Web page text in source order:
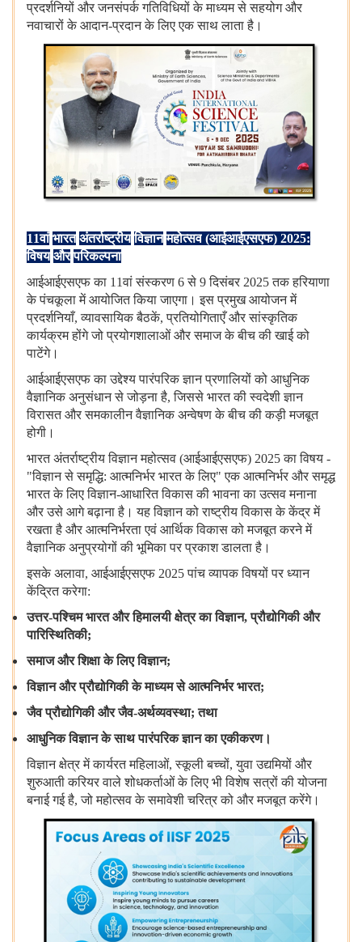
प्रदर्शनियों और जनसंपर्क गतिविधियों के माध्यम से सहयोग और
नवाचारों के आदान-प्रदान के लिए एक साथ लाता है।
11वां भारत अंतर्राष्ट्रीय विज्ञान महोत्सव (आईआईएसएफ) 2025:
विषय और परिकल्पना
आईआईएसएफ का 11वां संस्करण 6 से 9 दिसंबर 2025 तक हरियाणा
के पंचकूला में आयोजित किया जाएगा। इस प्रमुख आयोजन में
प्रदर्शनियाँ, व्यावसायिक बैठकें, प्रतियोगिताएँ और सांस्कृतिक
कार्यक्रम होंगे जो प्रयोगशालाओं और समाज के बीच की खाई को
पाटेंगे।
आईआईएसएफ का उद्देश्य पारंपरिक ज्ञान प्रणालियों को आधुनिक
वैज्ञानिक अनुसंधान से जोड़ना है, जिससे भारत की स्वदेशी ज्ञान
विरासत और समकालीन वैज्ञानिक अन्वेषण के बीच की कड़ी मजबूत
होगी।
भारत अंतर्राष्ट्रीय विज्ञान महोत्सव (आईआईएसएफ) 2025 का विषय -
"विज्ञान से समृद्धि: आत्मनिर्भर भारत के लिए" एक आत्मनिर्भर और समृद्ध
भारत के लिए विज्ञान-आधारित विकास की भावना का उत्सव मनाना
और उसे आगे बढ़ाना है। यह विज्ञान को राष्ट्रीय विकास के केंद्र में
रखता है और आत्मनिर्भरता एवं आर्थिक विकास को मजबूत करने में
वैज्ञानिक अनुप्रयोगों की भूमिका पर प्रकाश डालता है।
इसके अलावा, आईआईएसएफ 2025 पांच व्यापक विषयों पर ध्यान
केंद्रित करेगा:
उत्तर-पश्चिम भारत और हिमालयी क्षेत्र का विज्ञान,प्रौद्योगिकी और
पारिस्थितिकी;
समाज और शिक्षा के लिए विज्ञान;
विज्ञान और प्रौद्योगिकी के माध्यम से आत्मनिर्भर भारत;
जैव प्रौद्योगिकी और जैव-अर्थव्यवस्था;तथा
आधुनिक विज्ञान के साथ पारंपरिक ज्ञान का एकीकरण।
विज्ञान क्षेत्र में कार्यरत महिलाओं, स्कूली बच्चों, युवा उद्यमियों और
शुरुआती करियर वाले शोधकर्ताओं के लिए भी विशेष सत्रों की योजना
बनाई गई है, जो महोत्सव के समावेशी चरित्र को और मजबूत करेंगे।